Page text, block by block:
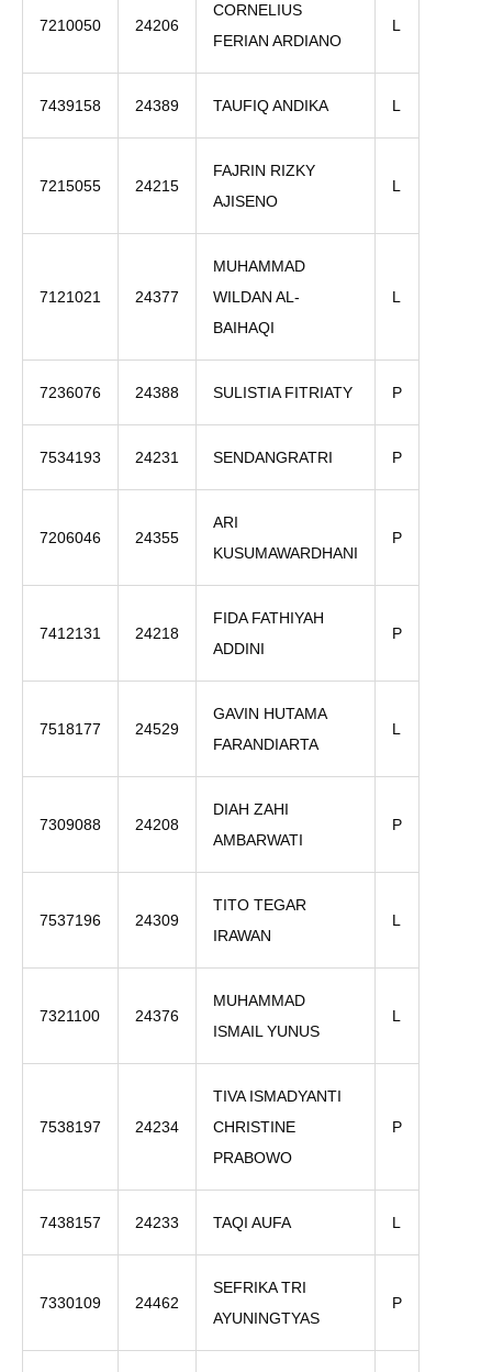
7210050 24206
CORNELIUS
FERIAN ARDIANO
L
7439158 24389 TAUFIQ ANDIKA L
7215055 24215
FAJRIN RIZKY
AJISENO
L
7121021 24377
MUHAMMAD
WILDAN AL-
BAIHAQI
L
7236076 24388 SULISTIA FITRIATY P
7534193 24231 SENDANGRATRI P
7206046 24355
ARI
KUSUMAWARDHANI
P
7412131 24218
FIDA FATHIYAH
ADDINI
P
7518177 24529
GAVIN HUTAMA
FARANDIARTA
L
7309088 24208
DIAH ZAHI
AMBARWATI
P
7537196 24309
TITO TEGAR
IRAWAN
L
7321100 24376
MUHAMMAD
ISMAIL YUNUS
L
7538197 24234
TIVA ISMADYANTI
CHRISTINE
PRABOWO
P
7438157 24233 TAQI AUFA L
7330109 24462
SEFRIKA TRI
AYUNINGTYAS
P